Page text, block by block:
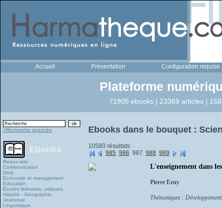
Accueil Présentation Configuration requise
Plateforme
71905 ebooks | 23369 articles |
>Recherche avancée
Ebooks
Beaux-arts
Communication
Droit
Economie et management
Education
Études littéraires, critiques
Histoire - Géographie
Jeunesse
Linguistique
Ebooks dans le bouquet :
10580 résultats
985 986 987 988 989
L'enseignement dans
Pierre Erny
Thématiques : Développement